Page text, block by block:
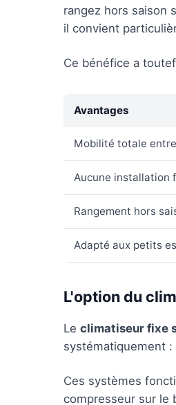
rangez hors saison
il convient
Ce bénéfice a
Avantages
Mobilité totale
Aucune installation
Rangement hors
Adapté aux petits
L'option du
Le climatiseur fixe
systématiquement
Ces systèmes
compresseur sur le